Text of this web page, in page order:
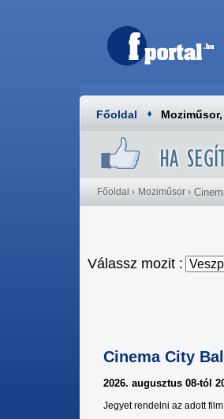
Főoldal
Főoldal › Moziműsor ›
Válassz mozit :
Cinema City
2026. augusztus 08-tól
Jegyet rendelni az adott